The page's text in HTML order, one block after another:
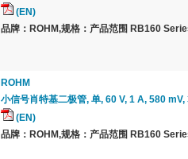
(EN)
品牌：ROHM,规格：产品范围 RB160
ROHM
小信号肖特基二极管, 单, 60 V, 1 A, 580 mV,
(EN)
品牌：ROHM,规格：产品范围 RB160